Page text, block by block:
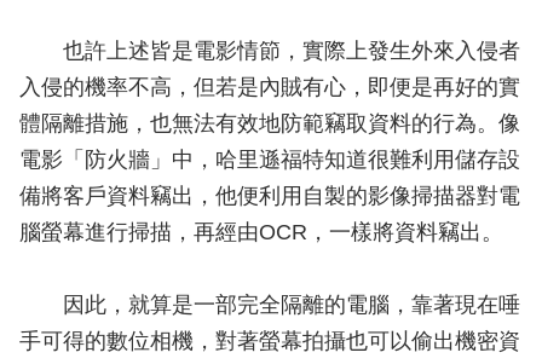
也許上述皆是電影情節，實際上發生外來入侵者
入侵的機率不高，但若是內賊有心，即便是再好的實
體隔離措施，也無法有效地防範竊取資料的行為。像
電影「防火牆」中，哈里遜福特知道很難利用儲存設
備將客戶資料竊出，他便利用自製的影像掃描器對電
腦螢幕進行掃描，再經由OCR，一樣將資料竊出。
因此，就算是一部完全隔離的電腦，靠著現在唾
手可得的數位相機，對著螢幕拍攝也可以偷出機密資